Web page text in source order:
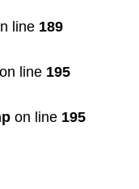
line 189
on line 195
on line 195